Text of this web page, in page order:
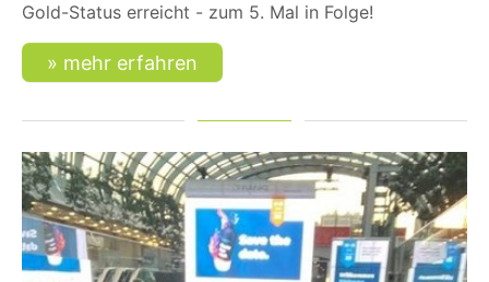
Gold-Status erreicht - zum 5. Mal in Folge!
mehr erfahren